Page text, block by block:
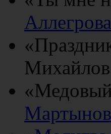
Аллегрова
Михайлов
Мартынов